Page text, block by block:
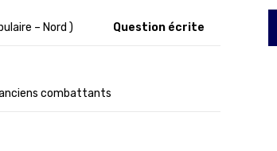
– Nord ) Question écrite
combattants